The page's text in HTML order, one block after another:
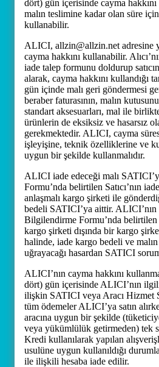
dört) gün içerisinde cayma
malın teslimine kadar olan süre
kullanabilir.
ALICI, allzin@allzin.net adresine
cayma hakkını kullanabilir.
iade talep formunu doldurup
alarak, cayma hakkını kullandığı
gün içinde malı geri göndermesi
beraber faturasının, malın
standart aksesuarları, mal ile
ürünlerin de eksiksiz ve hasarsız
gerekmektedir. ALICI, cayma
işleyişine, teknik özelliklerine ve
uygun bir şekilde kullanmalıdır.
ALICI iade edeceği malı
Formu’nda belirtilen Satıcı’nın
anlaşmalı kargo şirketi ile
bedeli SATICI’ya aittir. ALICI’nın
Bilgilendirme Formu’nda belirtilen
kargo şirketi dışında bir kargo
halinde, iade kargo bedeli ve
uğrayacağı hasardan SATICI
ALICI’nın cayma hakkını
dört) gün içerisinde ALICI’nın
ilişkin SATICI veya Aracı Hizmet
tüm ödemeler ALICI’ya satın
aracına uygun bir şekilde
veya yükümlülük getirmeden) tek
Kredi kullanılarak yapılan
usulüne uygun kullanıldığı
ile ilişkili hesaba iade edilir.